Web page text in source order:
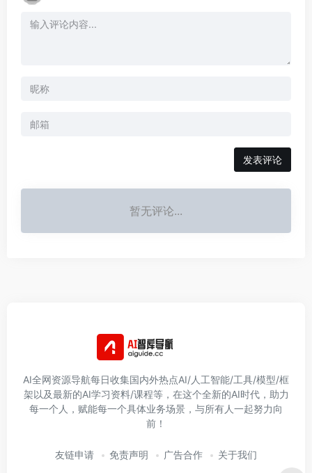
发表评论
暂无评论...
AI全网资源导航每日收集国内外热点AI/人工智能/工具/模型/框
架以及最新的AI学习资料/课程等，在这个全新的AI时代，助力
每一个人，赋能每一个具体业务场景，与所有人一起努力向
前！
友链申请 免责声明 广告合作 关于我们